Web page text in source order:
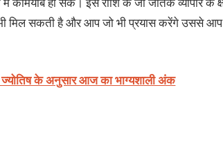
मिल सकती है और आप जो भी प्रयास करेंगे उससे आप
के अनुसार आज का भाग्यशाली अंक